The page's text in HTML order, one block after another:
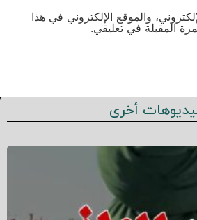
والموقع الإلكتروني في هذا
المقبلة في تعليقي.
أخرى